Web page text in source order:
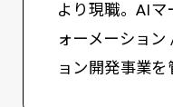
より現職。AIマ
ォーメーショ
ョン開発事業を